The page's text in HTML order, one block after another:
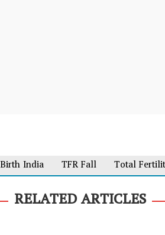
India TFR Fall Total
RELATED ARTICLES